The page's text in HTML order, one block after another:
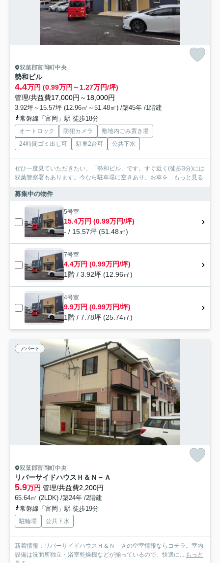
双葉郡富岡町中央
勢和ビル
4.4万円 (0.99万円～1.27万円/坪)
管理/共益費17,000円～18,000円
3.92坪～15.57坪 (12.96㎡～51.48㎡) /築45年 /1階建
常磐線「富岡」駅 徒歩18分
オートロック 防犯カメラ
敷地内ごみ置き場
24時間ゴミ出し可
駐車2台可 公共下水
ぜひ一度見ていただきたい、「勢和ビル」です。すぐ近く(徒歩3分)には
双葉警察署もあります。今なら駐車場に空きあり、お車を... もっと見る
募集中の物件
5号室
15.4万円 (0.99万円/坪)
- / 15.57坪 (51.48㎡)
7号室
4.4万円 (0.99万円/坪)
1階 / 3.92坪 (12.96㎡)
4号室
9.9万円 (0.99万円/坪)
1階 / 7.78坪 (25.74㎡)
アパート
双葉郡富岡町中央
リバーサイドハウスＨ＆Ｎ－Ａ
5.9万円 管理/共益費2,200円
65.64㎡ (2LDK) /築24年 /2階建
常磐線「富岡」駅 徒歩19分
駐輪場 公共下水
新着情報：リバーサイドハウスＨ＆Ｎ－Ａの空室情報ならコチラ。室内
設備は洗面所独立・浴室乾燥機などが揃っているので、快適に...
もっと